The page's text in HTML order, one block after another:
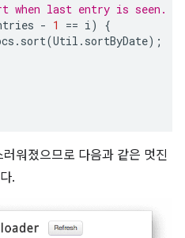
when last entry is seen.
- 1 == i )
{
. sort(Util . sortByDate);
워졌으므로 다음과 같은 멋진
.